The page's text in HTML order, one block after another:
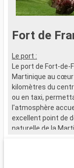
Fort de
Le port :
Le port de Fort-
Martinique au
kilomètres du
ou en taxi,
l'atmosphère
excellent point de
naturelle de la
Fort-de-France,